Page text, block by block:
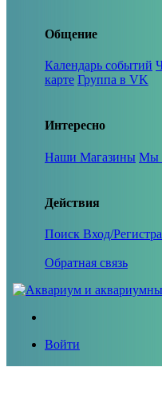
Общение
Календарь событий
карте Группа в VK
Интересно
Наши Магазины Мы
Действия
Поиск Вход/
Обратная связь
Войти